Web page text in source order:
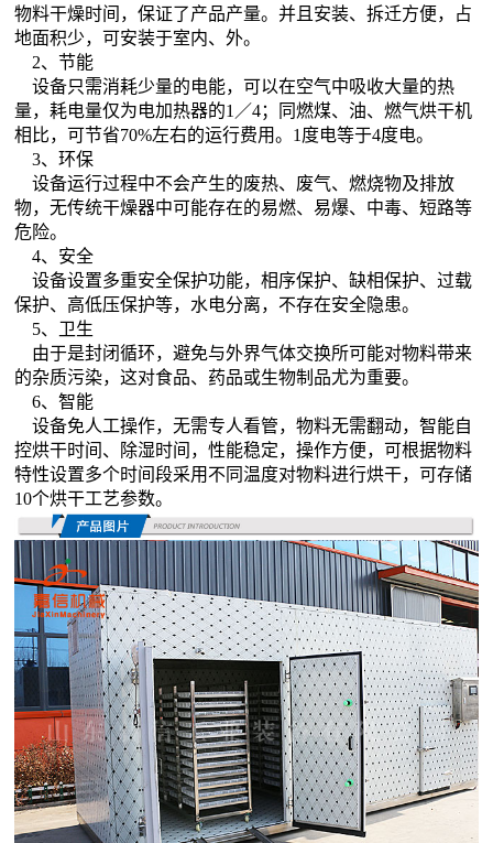
物料干燥时间，保证了产品产量。并且安装、拆迁方便，占
地面积少，可安装于室内、外。
2、节能
设备只需消耗少量的电能，可以在空气中吸收大量的热
量，耗电量仅为电加热器的1／4；同燃煤、油、燃气烘干机
相比，可节省70%左右的运行费用。1度电等于4度电。
3、环保
设备运行过程中不会产生的废热、废气、燃烧物及排放
物，无传统干燥器中可能存在的易燃、易爆、中毒、短路等
危险。
4、安全
设备设置多重安全保护功能，相序保护、缺相保护、过载
保护、高低压保护等，水电分离，不存在安全隐患。
5、卫生
由于是封闭循环，避免与外界气体交换所可能对物料带来
的杂质污染，这对食品、药品或生物制品尤为重要。
6、智能
设备免人工操作，无需专人看管，物料无需翻动，智能自
控烘干时间、除湿时间，性能稳定，操作方便，可根据物料
特性设置多个时间段采用不同温度对物料进行烘干，可存储
10个烘干工艺参数。